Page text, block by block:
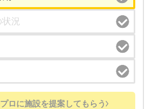
プロに施設を提案してもらう